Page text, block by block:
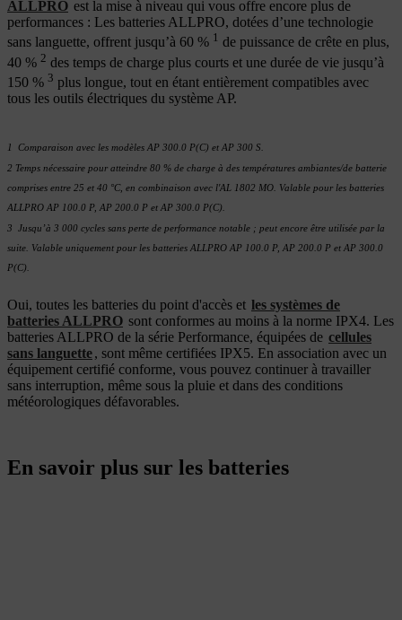
ALLPRO est la mise à niveau qui vous offre encore plus de
performances : Les batteries ALLPRO, dotées d’une technologie
sans languette, offrent jusqu’à 60 % 1 de puissance de crête en plus,
40 % 2 des temps de charge plus courts et une durée de vie jusqu’à
150 % 3 plus longue, tout en étant entièrement compatibles avec
tous les outils électriques du système AP.
1 Comparaison avec les modèles AP 300.0 P(C) et AP 300 S.
2 Temps nécessaire pour atteindre 80 % de charge à des températures ambiantes/de batterie
comprises entre 25 et 40 °C, en combinaison avec l'AL 1802 MO. Valable pour les batteries
ALLPRO AP 100.0 P, AP 200.0 P et AP 300.0 P(C).
3 Jusqu’à 3 000 cycles sans perte de performance notable ; peut encore être utilisée par la
suite. Valable uniquement pour les batteries ALLPRO AP 100.0 P, AP 200.0 P et AP 300.0
P(C).
Oui, toutes les batteries du point d'accès et les systèmes de
batteries ALLPRO sont conformes au moins à la norme IPX4. Les
batteries ALLPRO de la série Performance, équipées de cellules
sans languette, sont même certifiées IPX5. En association avec un
équipement certifié conforme, vous pouvez continuer à travailler
sans interruption, même sous la pluie et dans des conditions
météorologiques défavorables.
En savoir plus sur les batteries